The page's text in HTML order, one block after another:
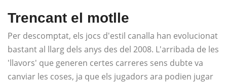
Trencant el motlle
Per descomptat, els jocs d'estil canalla han evolucionat
bastant al llarg dels anys des del 2008. L'arribada de les
'llavors' que generen certes carreres sens dubte va
canviar les coses, ja que els jugadors ara podien jugar